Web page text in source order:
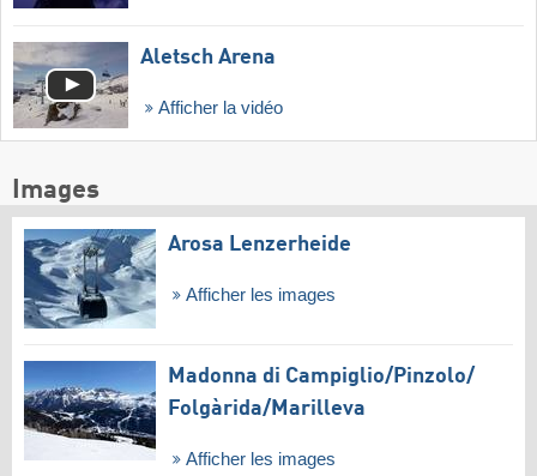
Aletsch Arena
Afficher la vidéo
Images
Arosa Lenzerheide
Afficher les images
Madonna di Campiglio/​Pinzolo/​
Folgàrida/​Marilleva
Afficher les images